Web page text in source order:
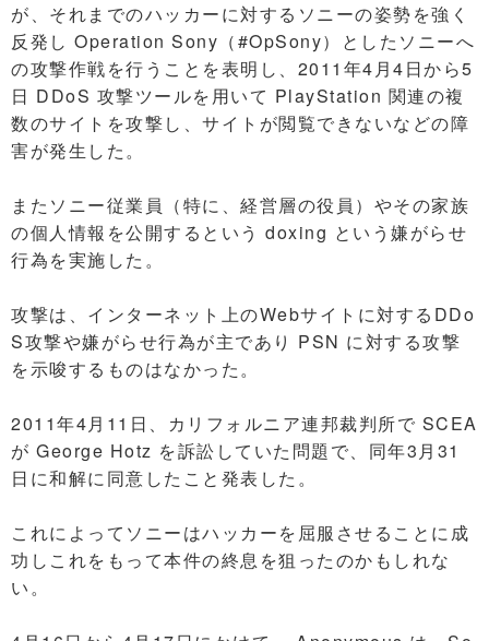
が、それまでのハッカーに対するソニーの姿勢を強く
反発し Operation Sony（#OpSony）としたソニーへ
の攻撃作戦を行うことを表明し、2011年4月4日から5
日 DDoS 攻撃ツールを用いて PlayStation 関連の複
数のサイトを攻撃し、サイトが閲覧できないなどの障
害が発生した。
またソニー従業員（特に、経営層の役員）やその家族
の個人情報を公開するという doxing という嫌がらせ
行為を実施した。
攻撃は、インターネット上のWebサイトに対するDDo
S攻撃や嫌がらせ行為が主であり PSN に対する攻撃
を示唆するものはなかった。
2011年4月11日、カリフォルニア連邦裁判所で SCEA
が George Hotz を訴訟していた問題で、同年3月31
日に和解に同意したこと発表した。
これによってソニーはハッカーを屈服させることに成
功しこれをもって本件の終息を狙ったのかもしれな
い。